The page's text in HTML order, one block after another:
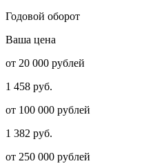
Годовой оборот
Ваша цена
от 20 000 рублей
1 458 руб.
от 100 000 рублей
1 382 руб.
от 250 000 рублей